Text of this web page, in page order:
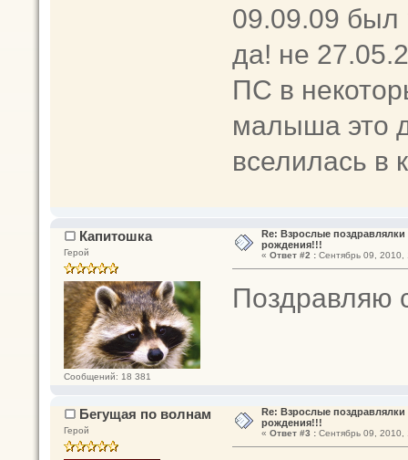
09.09.09
да! не
ПС в
малыша это
вселилась в
Капитошка
Герой
Сообщений: 18 381
Re: Взрослые
рождения!!!
« Ответ #2 :Сентябрь 09, 2010,
Поздравляю
Бегущая по волнам
Герой
Re: Взрослые
рождения!!!
« Ответ #3 :Сентябрь 09, 2010,